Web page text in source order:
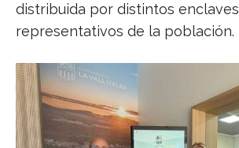
distribuida por distintos enclaves
representativos de la población.